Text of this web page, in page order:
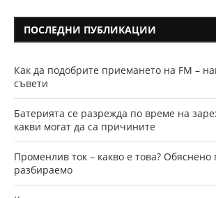
ПОСЛЕДНИ ПУБЛИКАЦИИ
Как да подобрите приемането на FM –
съвети
Батерията се разрежда по време на
какви могат да са причините
Променлив ток – какво е това? Обяснено
разбираемо